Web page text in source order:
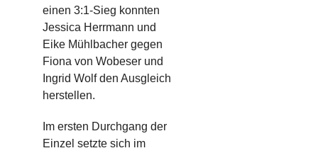
einen 3:1-Sieg konnten
Jessica Herrmann und
Eike Mühlbacher gegen
Fiona von Wobeserund
Ingrid Wolf den Ausgleich
herstellen.
Im ersten Durchgang der
Einzel setzte sich im